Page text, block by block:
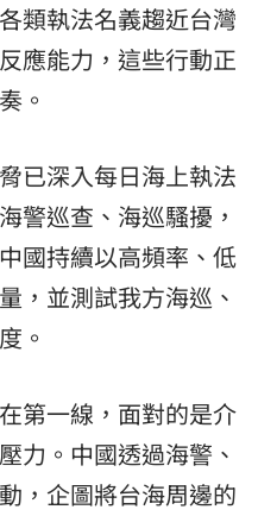
類執法名義趨近台灣
應能力，這些行動正
。
已深入每日海上執法
警巡查、海巡騷擾，
國持續以高頻率、低
，並測試我方海巡、
。
第一線，面對的是介
力。中國透過海警、
，企圖將台海周邊的